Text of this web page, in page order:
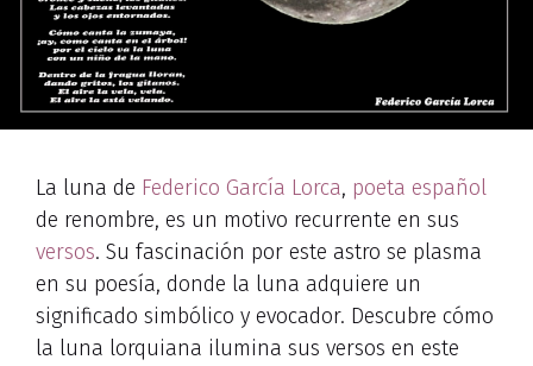
La luna de Federico García Lorca, poeta español
de renombre, es un motivo recurrente en sus
versos. Su fascinación por este astro se plasma
en su poesía, donde la luna adquiere un
significado simbólico y evocador. Descubre cómo
la luna lorquiana ilumina sus versos en este